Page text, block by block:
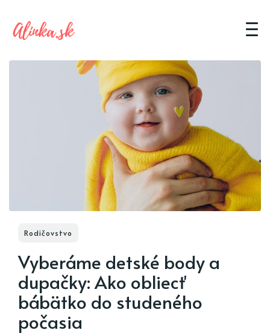
Rodičovstvo
Vyberáme detské body a
dupačky: Ako obliecť
bábätko do studeného
počasia